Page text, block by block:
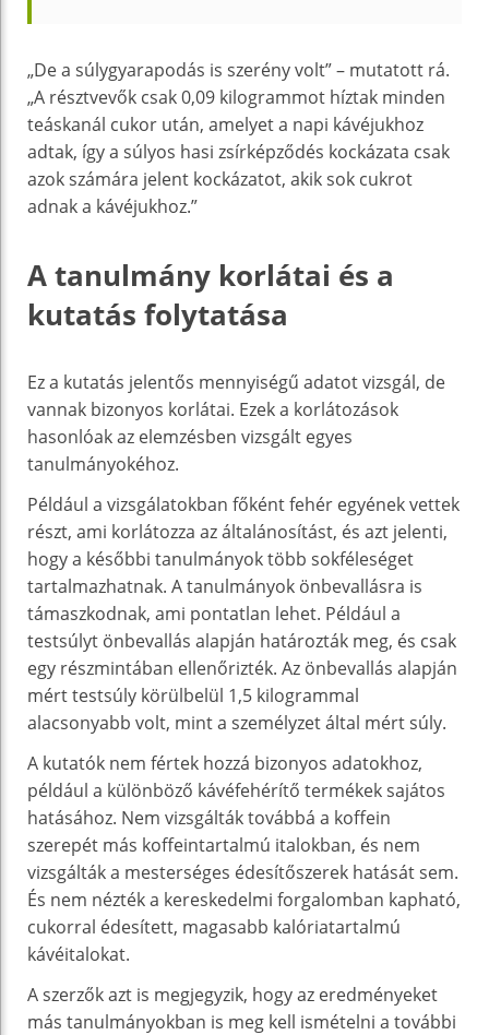
„De a súlygyarapodás is szerény volt” – mutatott rá.
„A résztvevők csak 0,09 kilogrammot híztak minden
teáskanál cukor után, amelyet a napi kávéjukhoz
adtak, így a súlyos hasi zsírképződés kockázata csak
azok számára jelent kockázatot, akik sok cukrot
adnak a kávéjukhoz.”
A tanulmány korlátai és a
kutatás folytatása
Ez a kutatás jelentős mennyiségű adatot vizsgál, de
vannak bizonyos korlátai. Ezek a korlátozások
hasonlóak az elemzésben vizsgált egyes
tanulmányokéhoz.
Például a vizsgálatokban főként fehér egyének vettek
részt, ami korlátozza az általánosítást, és azt jelenti,
hogy a későbbi tanulmányok több sokféleséget
tartalmazhatnak. A tanulmányok önbevallásra is
támaszkodnak, ami pontatlan lehet. Például a
testsúlyt önbevallás alapján határozták meg, és csak
egy részmintában ellenőrizték. Az önbevallás alapján
mért testsúly körülbelül 1,5 kilogrammal
alacsonyabb volt, mint a személyzet által mért súly.
A kutatók nem fértek hozzá bizonyos adatokhoz,
például a különböző kávéfehérítő termékek sajátos
hatásához. Nem vizsgálták továbbá a koffein
szerepét más koffeintartalmú italokban, és nem
vizsgálták a mesterséges édesítőszerek hatását sem.
És nem nézték a kereskedelmi forgalomban kapható,
cukorral édesített, magasabb kalóriatartalmú
kávéitalokat.
A szerzők azt is megjegyzik, hogy az eredményeket
más tanulmányokban is meg kell ismételni a további